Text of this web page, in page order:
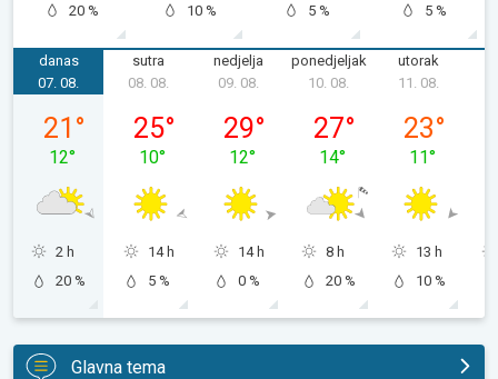
20 % 10 % 5 % 5 %
danas
petak, 07. 08.
07. 08.
21 °
12°
2 h
20 %
sutra
08. 08.
25°
10°
14 h
5 %
nedjelja
09. 08.
29°
12°
14 h
0 %
ponedjeljak
10. 08.
27°
14°
8 h
20 %
utorak
11. 08.
23°
11°
13 h
10 %
Glavna tema